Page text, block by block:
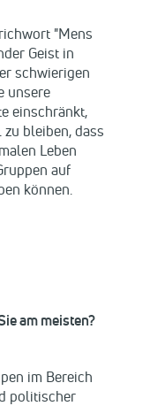
"Mens
Geist in
schwierigen
unsere
einschränkt,
bleiben, dass
Leben
auf
können.
am meisten?
im Bereich
politischer